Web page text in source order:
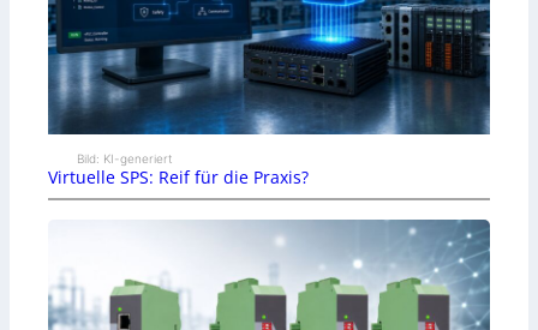
Bild: KI-generiert
Virtuelle SPS: Reif für die Praxis?